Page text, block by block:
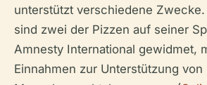
unterstützt verschiedene
sind zwei der Pizzen auf seiner
Amnesty International gewidmet,
Einnahmen zur Unterstützung von